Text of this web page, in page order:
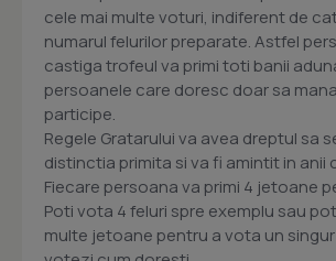
cele mai multe voturi, indiferent de
numarul felurilor preparate. Astfel
castiga trofeul va primi toti banii
persoanele care doresc doar sa
participe.
Regele Gratarului va avea dreptul sa
distinctia primita si va fi amintit in anii
Fiecare persoana va primi 4 jetoane
Poti vota 4 feluri spre exemplu sau
multe jetoane pentru a vota un singur